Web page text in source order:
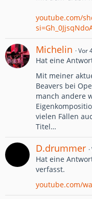
youtube.com/
Michelin Vor
Hat eine
Mit meiner
Beavers bei
manch andere
vielen Fällen
Titel…
D.drummer
Hat eine
verfasst.
youtube.com/